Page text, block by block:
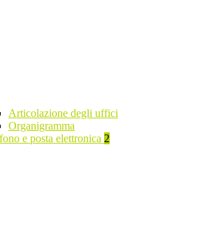
Articolazione degli uffici
Organigramma
e posta elettronica 2